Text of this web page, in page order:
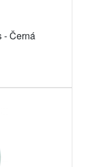
- Černá